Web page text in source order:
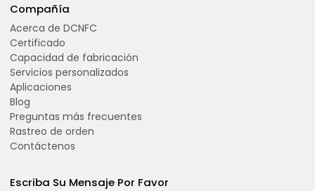
Compañía
Acerca de DCNFC
Certificado
Capacidad de fabricación
Servicios personalizados
Aplicaciones
Blog
Preguntas más frecuentes
Rastreo de orden
Contáctenos
Escriba Su Mensaje Por Favor